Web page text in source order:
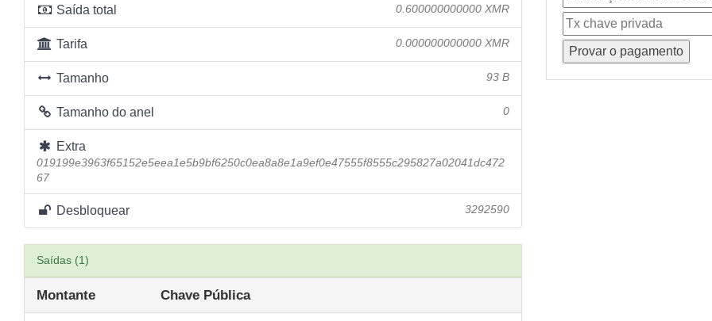
Saída total 0.600000000000 XMR
Tarifa 0.000000000000 XMR
Tamanho 93 B
Tamanho do anel 0
Extra
019199e3963f65152e5eea1e5b9bf6250c0ea8a8e1a9ef0e47555f8555c295827a02041dc472
67
Desbloquear 3292590
Saídas (1)
Montante Chave Pública